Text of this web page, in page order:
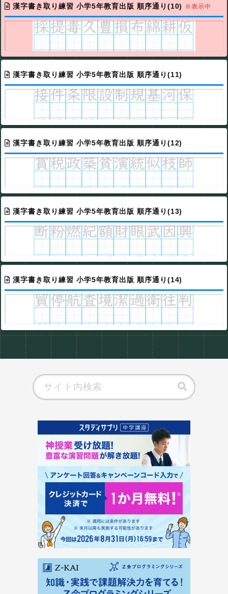
漢字書き取り練習 小学5年教育出版 順序通り(10) ※表示中
漢字書き取り練習 小学5年教育出版 順序通り(11)
漢字書き取り練習 小学5年教育出版 順序通り(12)
漢字書き取り練習 小学5年教育出版 順序通り(13)
漢字書き取り練習 小学5年教育出版 順序通り(14)